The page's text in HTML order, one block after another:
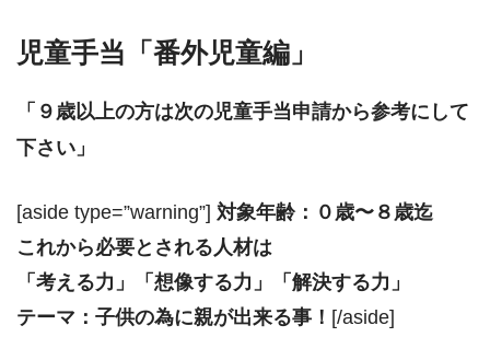
児童手当「番外児童編」
「９歳以上の方は次の児童手当申請から参考にして
下さい」
[aside type=”warning”] 対象年齢：０歳〜８歳迄
これから必要とされる人材は
「考える力」「想像する力」「解決する力」
テーマ：子供の為に親が出来る事！ [/aside]